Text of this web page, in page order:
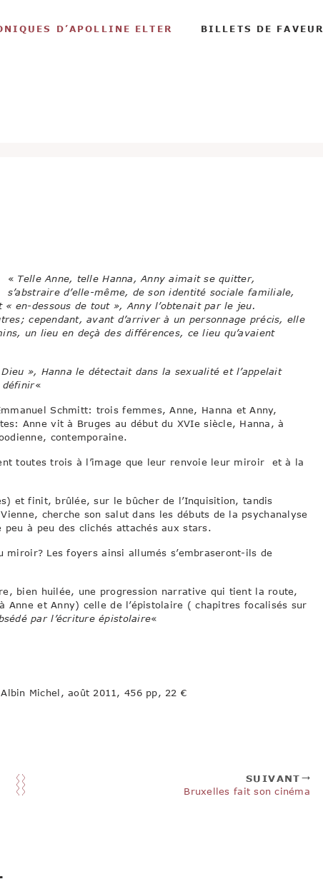
D’APOLLINE ELTER BILLETS DE FAVEUR
« Telle Anne, telle Hanna, Anny aimait se quitter,
s’abstraire d’elle-même, de son identité sociale familiale,
en-dessous de tout », Anny l’obtenait par le jeu.
cependant, avant d’arriver à un personnage précis, elle
un lieu en deçà des différences, ce lieu qu’avaient
», Hanna le détectait dans la sexualité et l’appelait
définir«
Schmitt: trois femmes, Anne, Hanna et Anny,
Anne vit à Bruges au début du XVIe siècle, Hanna, à
contemporaine.
toutes trois à l’image que leur renvoie leur miroir et à la
et finit, brûlée, sur le bûcher de l’Inquisition, tandis
cherche son salut dans les débuts de la psychanalyse
à peu des clichés attachés aux stars.
miroir? Les foyers ainsi allumés s’embraseront-ils de
bien huilée, une progression narrative qui tient la route,
et Anny) celle de l’épistolaire ( chapitres focalisés sur
par l’écriture épistolaire«
Michel, août 2011, 456 pp, 22 €
SUIVANT
Bruxelles fait son cinéma